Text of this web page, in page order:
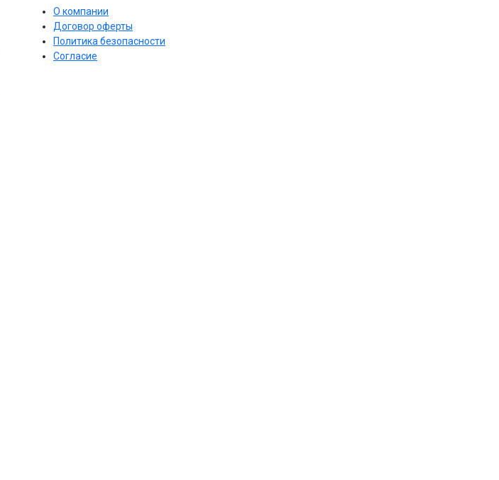
О компании
Договор оферты
Политика безопасности
Согласие